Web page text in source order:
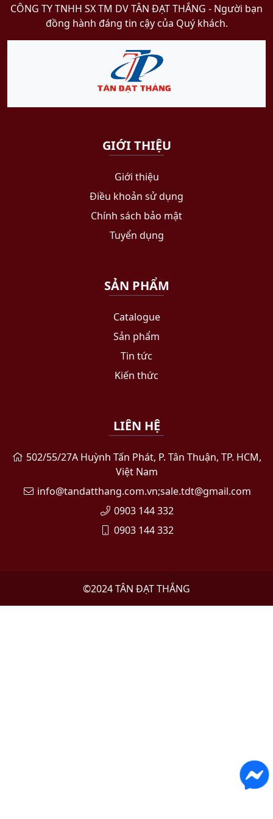
CÔNG TY TNHH SX TM DV TÂN ĐẠT THẮNG​ - Người bạn
đồng hành đáng tin cậy của Quý khách.
GIỚI THIỆU
Giới thiệu
Điều khoản sử dụng
Chính sách bảo mật
Tuyển dụng
SẢN PHẨM
Catalogue
Sản phẩm
Tin tức
Kiến thức
LIÊN HỆ
502/55/27A Huỳnh Tấn Phát, P. Tân Thuận, TP. HCM,
Việt Nam
info@tandatthang.com.vn;sale.tdt@gmail.com
0903 144 332
0903 144 332
©2024TÂN ĐẠT THẮNG